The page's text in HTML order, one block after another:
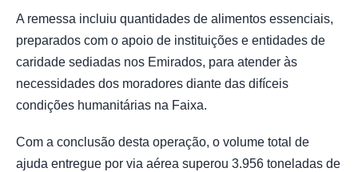
A remessa incluiu quantidades de alimentos essenciais,
preparados com o apoio de instituições e entidades de
caridade sediadas nos Emirados, para atender às
necessidades dos moradores diante das difíceis
condições humanitárias na Faixa.
Com a conclusão desta operação, o volume total de
ajuda entregue por via aérea superou 3.956 toneladas de